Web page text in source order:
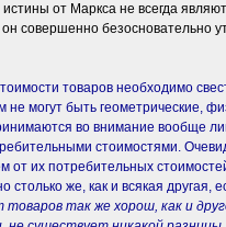
от Маркса не всегда
он совершенно безосновательно
товаров необходимо
могут быть геометрические,
во внимание вообще
стоимостями.
от их потребительных
столько же, как и всякая
товаров так же хорош, как и